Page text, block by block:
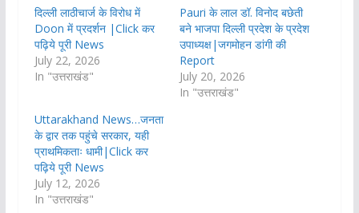
दिल्ली लाठीचार्ज के विरोध में
Doon में प्रदर्शन |Click कर
पढ़िये पूरी News
July 22, 2026
In "उत्तराखंड"
Pauri के लाल डॉ. विनोद बछेती
बने भाजपा दिल्ली प्रदेश के प्रदेश
उपाध्यक्ष|जगमोहन डांगी की
Report
July 20, 2026
In "उत्तराखंड"
Uttarakhand News…जनता
के द्वार तक पहुंचे सरकार, यही
प्राथमिकताः धामी|Click कर
पढ़िये पूरी News
July 12, 2026
In "उत्तराखंड"